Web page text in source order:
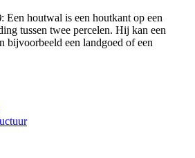
: Een houtwal is een houtkant op een
tussen twee percelen. Hij kan een
bijvoorbeeld een landgoed of een